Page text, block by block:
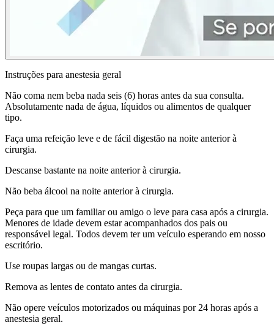
Instruções para anestesia geral
Não coma nem beba nada seis (6) horas antes da sua consulta.
Absolutamente nada de água, líquidos ou alimentos de qualquer
tipo.
Faça uma refeição leve e de fácil digestão na noite anterior à
cirurgia.
Descanse bastante na noite anterior à cirurgia.
Não beba álcool na noite anterior à cirurgia.
Peça para que um familiar ou amigo o leve para casa após a cirurgia.
Menores de idade devem estar acompanhados dos pais ou
responsável legal. Todos devem ter um veículo esperando em nosso
escritório.
Use roupas largas ou de mangas curtas.
Remova as lentes de contato antes da cirurgia.
Não opere veículos motorizados ou máquinas por 24 horas após a
anestesia geral.